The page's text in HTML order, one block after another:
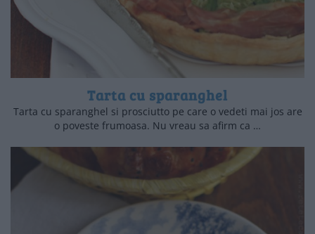
Tarta cu sparanghel
Tarta cu sparanghel si prosciutto pe care o vedeti mai jos are
o poveste frumoasa. Nu vreau sa afirm ca …